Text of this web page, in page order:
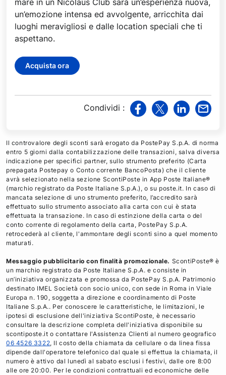
mare in un Nicolaus Club sarà un’esperienza nuova,
un’emozione intensa ed avvolgente, arricchita dai
luoghi meravigliosi e dalle location speciali che ti
aspettano.
Acquista ora
Condividi :
v
a
F
a
c
e
b
o
o
k
v
a
T
w
i
t
t
e
r
v
a
L
i
n
k
e
d
n
M
Il controvalore degli sconti sarà erogato da PostePay S.p.A. di norma
entro 5 giorni dalla contabilizzazione delle transazioni, salva diversa
indicazione per specifici partner, sullo strumento preferito (Carta
prepagata Postepay o Conto corrente BancoPosta) che il cliente
avrà selezionato nella sezione ScontiPoste in App Poste Italiane®
(marchio registrato da Poste Italiane S.p.A.), o su poste.it. In caso di
mancata selezione di uno strumento preferito, l’accredito sarà
effettuato sullo strumento associato alla carta con cui è stata
effettuata la transazione. In caso di estinzione della carta o del
conto corrente di regolamento della carta, PostePay S.p.A.
retrocederà al cliente, l'ammontare degli sconti sino a quel momento
maturati.
Messaggio pubblicitario con finalità promozionale. ScontiPoste® è
un marchio registrato da Poste Italiane S.p.A. e consiste in
un’iniziativa organizzata e promossa da PostePay S.p.A. Patrimonio
destinato IMEL Società con socio unico, con sede in Roma in Viale
Europa n. 190, soggetta a direzione e coordinamento di Poste
Italiane S.p.A.. Per conoscere le caratteristiche, le limitazioni, le
ipotesi di esclusione dell'iniziativa ScontiPoste, è necessario
consultare la descrizione completa dell'iniziativa disponibile su
scontiposte.it o contattare l'Assistenza Clienti al numero geografico
06 4526 3322, Il costo della chiamata da cellulare o da linea fissa
dipende dall'operatore telefonico dal quale si effettua la chiamata, il
numero è attivo dal lunedì al sabato esclusi i festivi, dalle ore 8:00
alle ore 20:00. Per le condizioni contrattuali ed economiche delle